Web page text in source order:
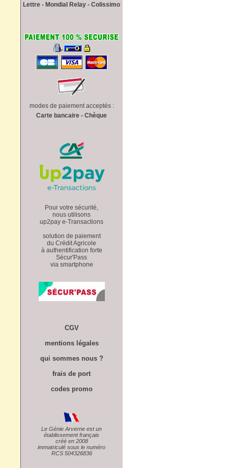
Lettre - Mondial Relay - Colissimo
modes de paiement acceptés :
Carte bancaire - Chèque
Pour votre sécurité,
nous utilisons
up2pay e-Transactions
solution de paiement
du Crédit Agricole
à authentification forte
Sécur'Pass
via smartphone
CGV
mentions légales
qui sommes nous ?
frais de port
codes promo
Le Génie Arverne est un
établissement français
créé en 2008
immatriculé sous le numéro
RCS 504326836